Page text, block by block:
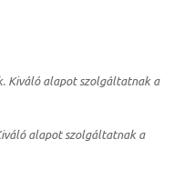
alapot szolgáltatnak a